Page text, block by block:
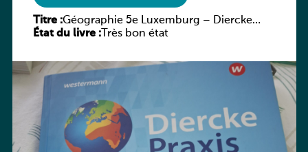
Titre :Géographie 5e Luxemburg – Diercke
Praxis
État du livre :Très bon état